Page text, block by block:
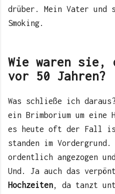
drüber. Mein Vater und
Smoking.
Wie waren sie,
vor 50 Jahren?
Was schließe ich
ein Brimborium um eine
es heute oft der Fall
standen im Vordergrund.
ordentlich angezogen
Und. Ja auch das
Hochzeiten, da tanzt